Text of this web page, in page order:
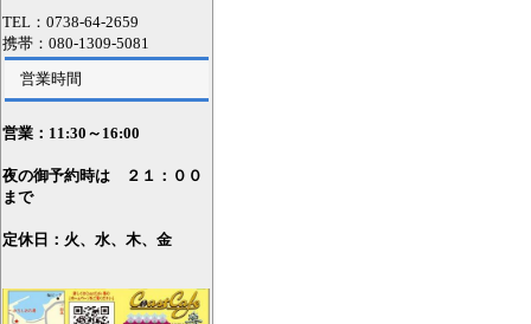
TEL：0738-64-2659
携帯：080-1309-5081
営業時間
営業：11:30～16:00
夜の御予約時は ２１：００
まで
定休日：火、水、木、金